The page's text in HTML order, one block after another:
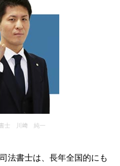
書士 川﨑 純一
法書士は、長年全国的にも